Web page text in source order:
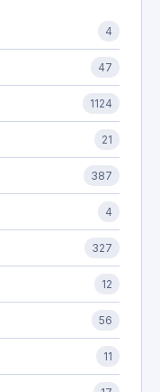
4
47
1124
21
387
4
327
12
56
11